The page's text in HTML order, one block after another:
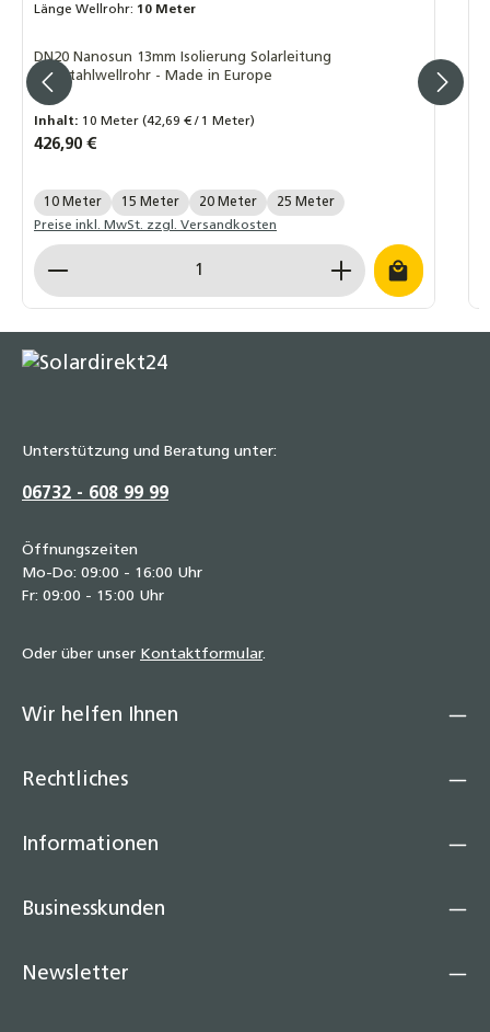
10er / 20er Set EPDM Gummidichtungen
Panzerschläuche, Wasser, Heizung & Solar,
bis 100 °C
2,85 €
Länge Wellrohr: 10 Meter
DN20 Nanosun 13mm Isolierung Solarleitung
Edelstahlwellrohr - Made in Europe
Inhalt: 10 Meter(42,69 € / 1 Meter)
Regulärer Preis:
426,90 €
Länge Wellrohr:
10 Meter 15 Meter 20 Meter
25 Meter
Preise inkl. MwSt. zzgl. Versandkosten
Produkt Anzahl: Gib den gewünschten Wert
Unterstützung und Beratung unter:
06732 - 608 99 99
Öffnungszeiten
Mo-Do: 09:00 - 16:00 Uhr
Fr: 09:00 - 15:00 Uhr
Oder über unser Kontaktformular.
Wir helfen Ihnen
Rechtliches
Informationen
Businesskunden
Newsletter